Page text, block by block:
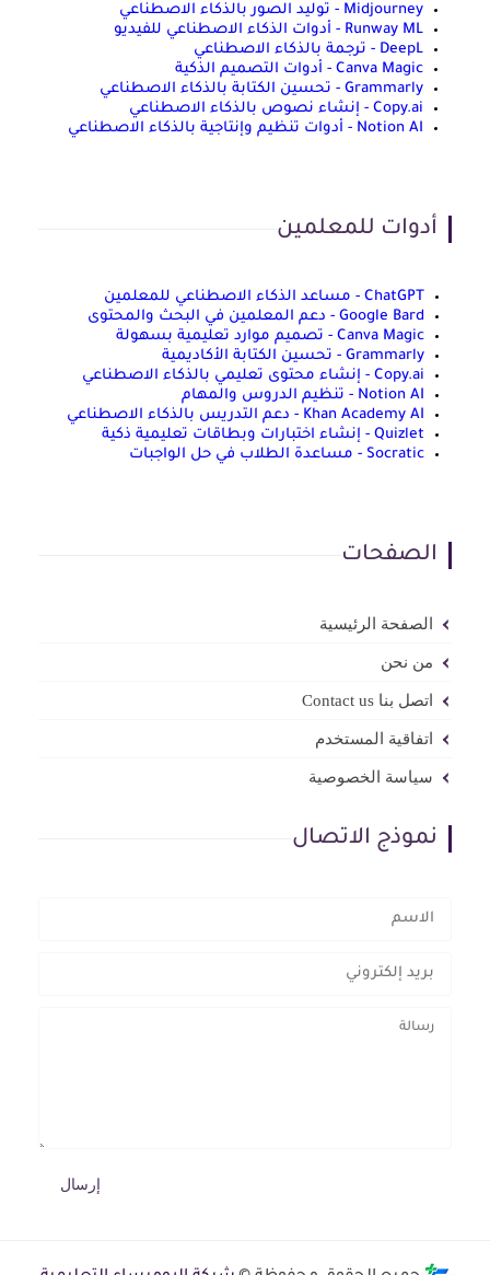
Midjourney - توليد الصور بالذكاء الاصطناعي
Runway ML - أدوات الذكاء الاصطناعي للفيديو
DeepL - ترجمة بالذكاء الاصطناعي
Canva Magic - أدوات التصميم الذكية
Grammarly - تحسين الكتابة بالذكاء الاصطناعي
Copy.ai - إنشاء نصوص بالذكاء الاصطناعي
Notion AI - أدوات تنظيم وإنتاجية بالذكاء الاصطناعي
أدوات للمعلمين
ChatGPT - مساعد الذكاء الاصطناعي للمعلمين
Google Bard - دعم المعلمين في البحث والمحتوى
Canva Magic - تصميم موارد تعليمية بسهولة
Grammarly - تحسين الكتابة الأكاديمية
Copy.ai - إنشاء محتوى تعليمي بالذكاء الاصطناعي
Notion AI - تنظيم الدروس والمهام
Khan Academy AI - دعم التدريس بالذكاء الاصطناعي
Quizlet - إنشاء اختبارات وبطاقات تعليمية ذكية
Socratic - مساعدة الطلاب في حل الواجبات
الصفحات
الصفحة الرئيسية
من نحن
اتصل بنا Contact us
اتفاقية المستخدم
سياسة الخصوصية
نموذج الاتصال